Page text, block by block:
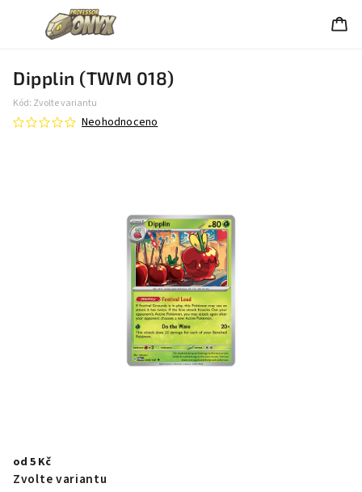
Dipplin (TWM 018)
Kód: Zvolte variantu
Neohodnoceno
od 5 Kč
Zvolte variantu